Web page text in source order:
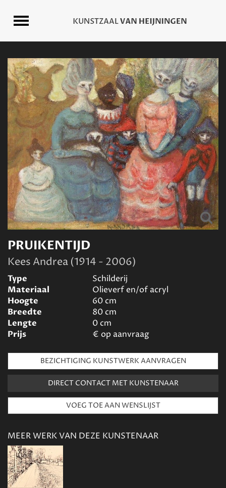
PRUIKENTIJD
Kees Andrea (1914 - 2006)
Type
Schilderij
Materiaal
Olieverf en/of acryl
Hoogte
60cm
Breedte
80cm
Lengte
0cm
Prijs
€ op aanvraag
BEZICHTIGING KUNSTWERK AANVRAGEN
DIRECT CONTACT MET KUNSTENAAR
MEER WERK VAN DEZE KUNSTENAAR